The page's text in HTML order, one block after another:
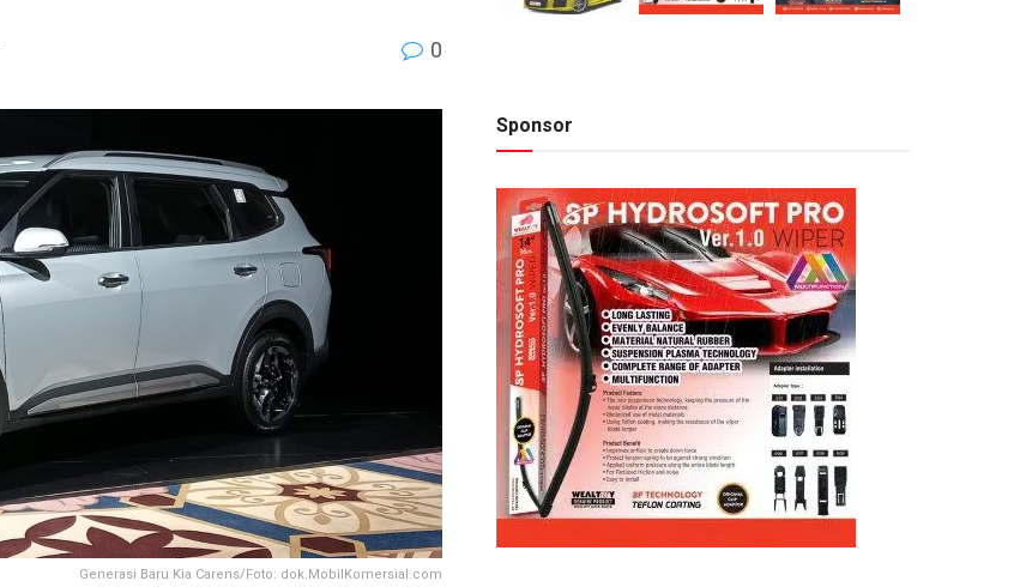
0
Generasi Baru Kia Carens/Foto: dok.MobilKomersial.com
Sponsor